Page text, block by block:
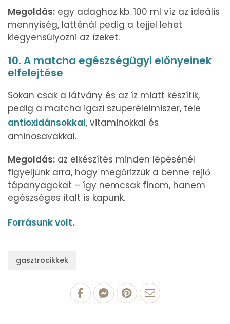
Megoldás: egy adaghoz kb. 100 ml víz az ideális
mennyiség, latténál pedig a tejjel lehet
kiegyensúlyozni az ízeket.
10. A matcha egészségügyi előnyeinek
elfelejtése
Sokan csak a látvány és az íz miatt készítik,
pedig a matcha igazi szuperélelmiszer, tele
antioxidánsokkal, vitaminokkal és
aminosavakkal.
Megoldás: az elkészítés minden lépésénél
figyeljünk arra, hogy megőrizzük a benne rejlő
tápanyagokat – így nemcsak finom, hanem
egészséges italt is kapunk.
Forrásunk volt.
gasztrocikkek